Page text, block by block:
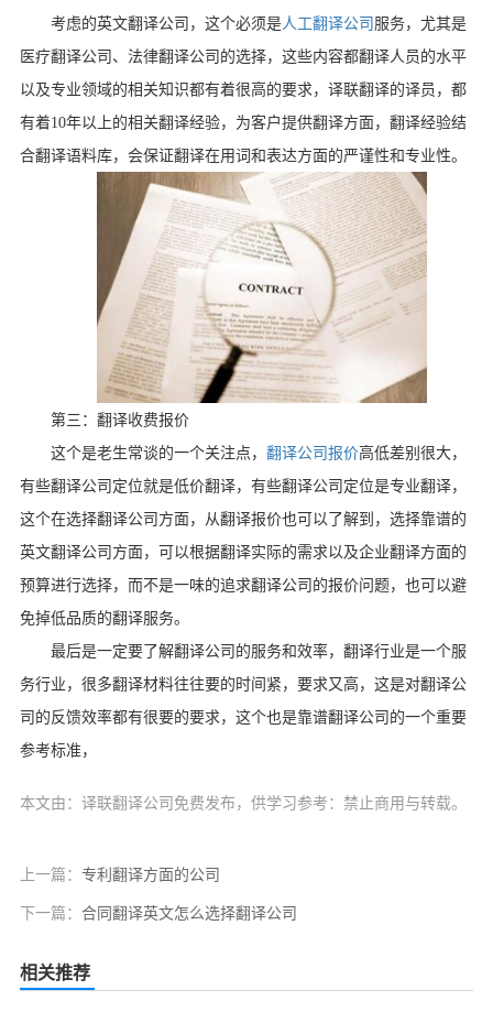
考虑的英文翻译公司，这个必须是人工翻译公司 服务，尤其是
医疗翻译公司、法律翻译公司的选择，这些内容都翻译人员的水平
以及专业领域的相关知识都有着很高的要求，译联翻译的译员，都
有着10年以上的相关翻译经验，为客户提供翻译方面，翻译经验结
合翻译语料库，会保证翻译在用词和表达方面的严谨性和专业性。
第三：翻译收费报价
这个是老生常谈的一个关注点， 翻译公司报价高低差别很大，
有些翻译公司定位就是低价翻译，有些翻译公司定位是专业翻译，
这个在选择翻译公司方面，从翻译报价也可以了解到，选择靠谱的
英文翻译公司方面，可以根据翻译实际的需求以及企业翻译方面的
预算进行选择，而不是一味的追求翻译公司的报价问题，也可以避
免掉低品质的翻译服务。
最后是一定要了解翻译公司的服务和效率，翻译行业是一个服
务行业，很多翻译材料往往要的时间紧，要求又高，这是对翻译公
司的反馈效率都有很要的要求，这个也是靠谱翻译公司的一个重要
参考标准，
本文由：译联翻译公司免费发布，供学习参考：禁止商用与转载。
上一篇： 专利翻译方面的公司
下一篇： 合同翻译英文怎么选择翻译公司
相关推荐